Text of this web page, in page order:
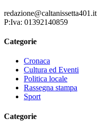
redazione@caltanissetta401.it
P:Iva: 01392140859
Categorie
Cronaca
Cultura ed Eventi
Politica locale
Rassegna stampa
Sport
Categorie